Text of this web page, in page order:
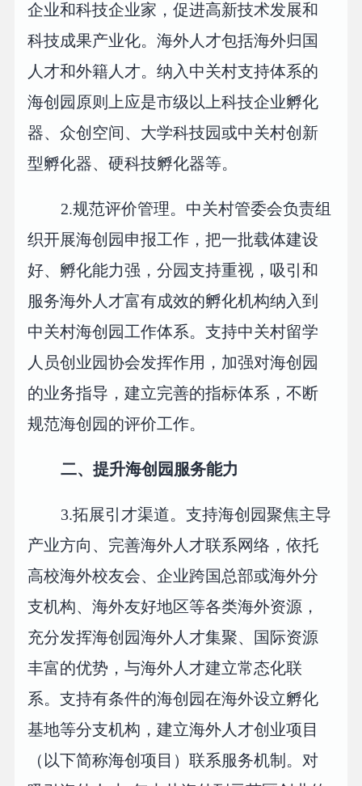
企业和科技企业家，促进高新技术发展和
科技成果产业化。海外人才包括海外归国
人才和外籍人才。纳入中关村支持体系的
海创园原则上应是市级以上科技企业孵化
器、众创空间、大学科技园或中关村创新
型孵化器、硬科技孵化器等。
2.规范评价管理。中关村管委会负责组
织开展海创园申报工作，把一批载体建设
好、孵化能力强，分园支持重视，吸引和
服务海外人才富有成效的孵化机构纳入到
中关村海创园工作体系。支持中关村留学
人员创业园协会发挥作用，加强对海创园
的业务指导，建立完善的指标体系，不断
规范海创园的评价工作。
二、提升海创园服务能力
3.拓展引才渠道。支持海创园聚焦主导
产业方向、完善海外人才联系网络，依托
高校海外校友会、企业跨国总部或海外分
支机构、海外友好地区等各类海外资源，
充分发挥海创园海外人才集聚、国际资源
丰富的优势，与海外人才建立常态化联
系。支持有条件的海创园在海外设立孵化
基地等分支机构，建立海外人才创业项目
（以下简称海创项目）联系服务机制。对